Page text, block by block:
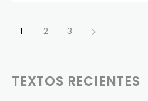
1 2 3
TEXTOS RECIENTES